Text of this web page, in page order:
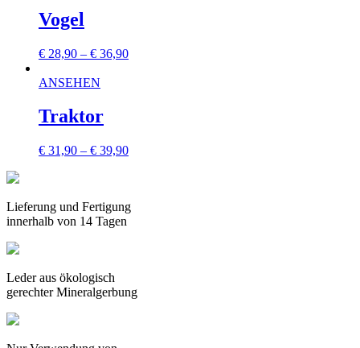
Vogel
€ 28,90 – € 36,90
ANSEHEN
Traktor
€ 31,90 – € 39,90
Lieferung und Fertigung
innerhalb von 14 Tagen
Leder aus ökologisch
gerechter Mineralgerbung